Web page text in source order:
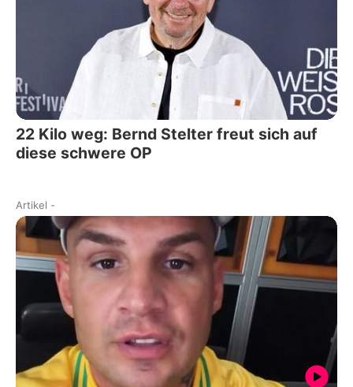
22 Kilo weg: Bernd Stelter freut sich auf
diese schwere OP
Artikel -